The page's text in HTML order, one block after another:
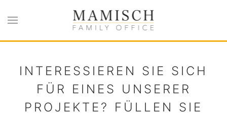
Zum Hauptinhalt springen
INTERESSIEREN SIE SICH
FÜR EINES UNSERER
PROJEKTE? FÜLLEN SIE